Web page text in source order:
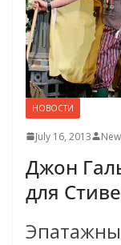
НОВОСТИ
July 16, 2013
Джон
для